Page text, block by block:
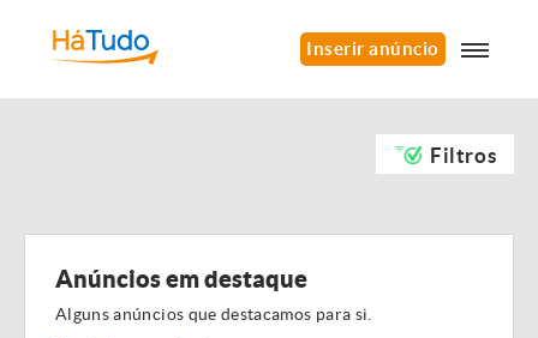
Inserir anúncio
Filtros
Anúncios em destaque
Alguns anúncios que destacamos para si.